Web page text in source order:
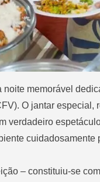
noite memorável
O jantar especial,
verdadeiro
cuidadosamente
– constituiu-se